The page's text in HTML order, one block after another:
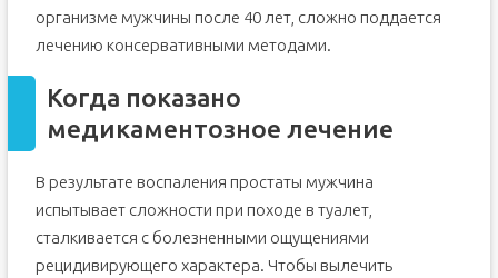
организме мужчины после 40 лет, сложно поддается
лечению консервативными методами.
Когда показано
медикаментозное лечение
В результате воспаления простаты мужчина
испытывает сложности при походе в туалет,
сталкивается с болезненными ощущениями
рецидивирующего характера. Чтобы вылечить